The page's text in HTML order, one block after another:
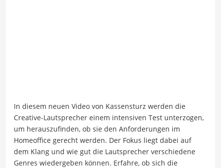
In diesem neuen Video von Kassensturz werden die
Creative-Lautsprecher einem intensiven Test unterzogen,
um herauszufinden, ob sie den Anforderungen im
Homeoffice gerecht werden. Der Fokus liegt dabei auf
dem Klang und wie gut die Lautsprecher verschiedene
Genres wiedergeben können. Erfahre, ob sich die